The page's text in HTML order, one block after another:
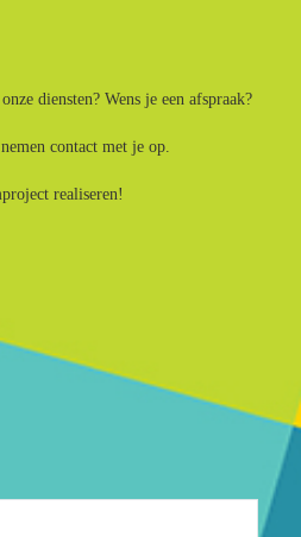
diensten? Wens je een afspraak?
contact met je op.
realiseren!